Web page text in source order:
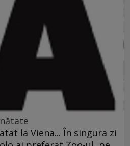
la Viena... În singura zi